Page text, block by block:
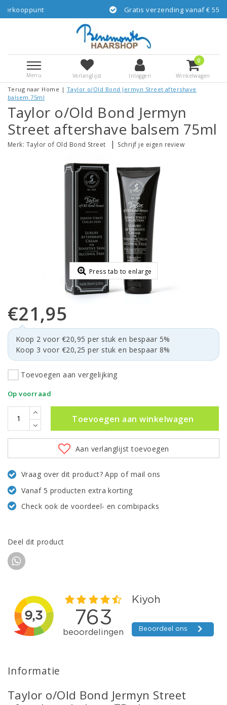
Gratis verzending vanaf € 55,-- NL via GLS/DPD
Menu Verlanglijst Inloggen
0
Winkelwagen
Terug naar Home | Taylor o/Old Bond Jermyn Street aftershave
balsem 75ml
Taylor o/Old Bond Jermyn
Street aftershave balsem 75ml
Merk: Taylor of Old Bond Street | Schrijf je eigen review
Press tab to enlarge
€21,95
Koop 2 voor €20,95 per stuk en bespaar 5%
Koop 3 voor €20,25 per stuk en bespaar 8%
Toevoegen aan vergelijking
Op voorraad
Toevoegen aan winkelwagen
Aan verlanglijst toevoegen
Vraag over dit product? App of mail ons
Vanaf 5 producten extra korting
Check ook de voordeel- en combipacks
Deel dit product
Informatie
Taylor o/Old Bond Jermyn Street